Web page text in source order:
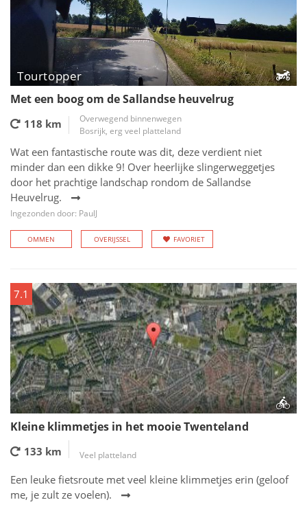
Tourtopper
Met een boog om de Sallandse heuvelrug
118 km
Overwegend binnenwegen
Bosrijk, erg veel platteland
Wat een fantastische route was dit, deze verdient niet
minder dan een dikke 9! Over heerlijke slingerweggetjes
door het prachtige landschap rondom de Sallandse
Heuvelrug.
Ingezonden door: PaulJ
OMMEN OVERIJSSEL FAVORIET
7.1
Kleine klimmetjes in het mooie Twenteland
133 km Veel platteland
Een leuke fietsroute met veel kleine klimmetjes erin (geloof
me, je zult ze voelen).